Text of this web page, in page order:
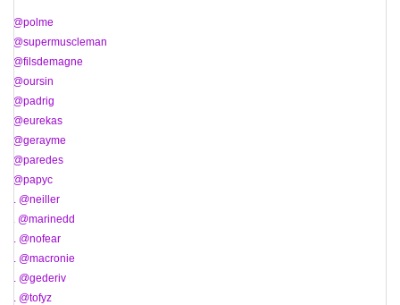
1. @polme
2. @supermuscleman
3. @filsdemagne
4. @oursin
5. @padrig
6. @eurekas
7. @gerayme
8. @paredes
9. @papyc
10. @neiller
11. @marinedd
12. @nofear
13. @macronie
14. @gederiv
15. @tofyz